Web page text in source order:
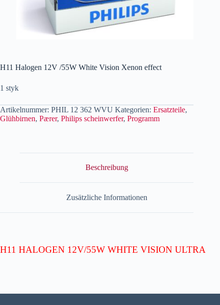
H11 Halogen 12V /55W White Vision Xenon effect
1 styk
Artikelnummer: PHIL 12 362 WVU Kategorien: Ersatzteile,
Glühbirnen, Pærer, Philips scheinwerfer, Programm
Beschreibung
Zusätzliche Informationen
H11 HALOGEN 12V/55W WHITE VISION ULTRA